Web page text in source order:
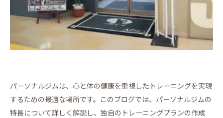
パーソナルジムは、心と体の健康を重視したトレーニングを実現
するための最適な場所です。このブログでは、パーソナルジムの
特長について詳しく解説し、独自のトレーニングプランの作成